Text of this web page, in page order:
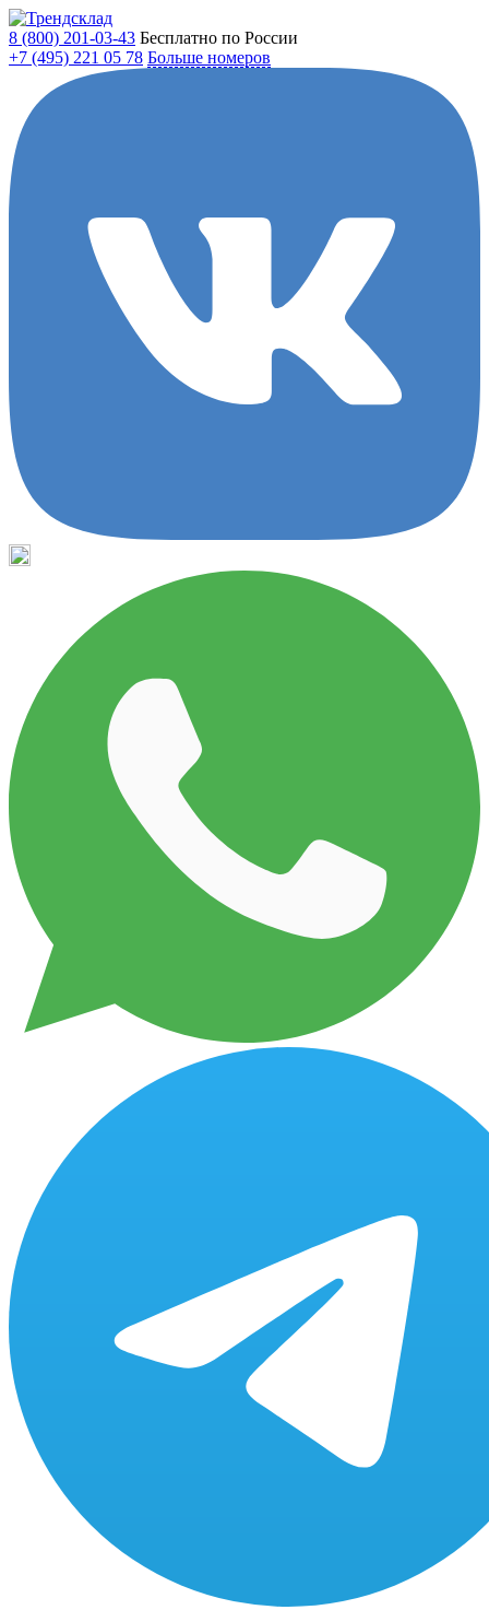
8 (800) 201-03-43 Бесплатно по России
+7 (495) 221 05 78 Больше номеров